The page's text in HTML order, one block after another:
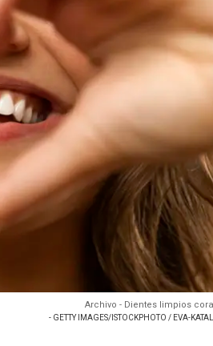
Archivo - Dientes limpios
- GETTY IMAGES/ISTOCKPHOTO / EVA-